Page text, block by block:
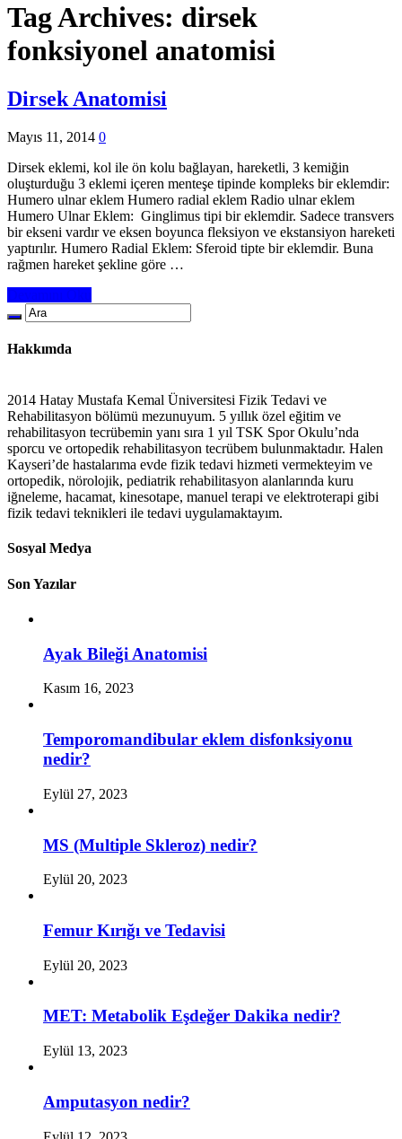
Tag Archives: dirsek
fonksiyonel anatomisi
Dirsek Anatomisi
Mayıs 11, 2014 0
Dirsek eklemi, kol ile ön kolu bağlayan, hareketli, 3 kemiğin
oluşturduğu 3 eklemi içeren menteşe tipinde kompleks bir eklemdir:
Humero ulnar eklem Humero radial eklem Radio ulnar eklem
Humero Ulnar Eklem: Ginglimus tipi bir eklemdir. Sadece transvers
bir ekseni vardır ve eksen boyunca fleksiyon ve ekstansiyon hareketi
yaptırılır. Humero Radial Eklem: Sferoid tipte bir eklemdir. Buna
rağmen hareket şekline göre …
Hakkımda
2014 Hatay Mustafa Kemal Üniversitesi Fizik Tedavi ve
Rehabilitasyon bölümü mezunuyum. 5 yıllık özel eğitim ve
rehabilitasyon tecrübemin yanı sıra 1 yıl TSK Spor Okulu’nda
sporcu ve ortopedik rehabilitasyon tecrübem bulunmaktadır. Halen
Kayseri’de hastalarıma evde fizik tedavi hizmeti vermekteyim ve
ortopedik, nörolojik, pediatrik rehabilitasyon alanlarında kuru
iğneleme, hacamat, kinesotape, manuel terapi ve elektroterapi gibi
fizik tedavi teknikleri ile tedavi uygulamaktayım.
Sosyal Medya
Son Yazılar
Ayak Bileği Anatomisi
Kasım 16, 2023
Temporomandibular eklem disfonksiyonu
nedir?
Eylül 27, 2023
MS (Multiple Skleroz) nedir?
Eylül 20, 2023
Femur Kırığı ve Tedavisi
Eylül 20, 2023
MET: Metabolik Eşdeğer Dakika nedir?
Eylül 13, 2023
Amputasyon nedir?